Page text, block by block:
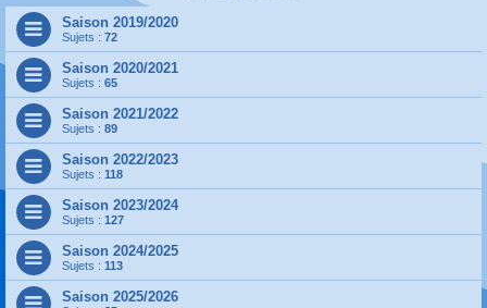
Saison 2019/2020
Sujets : 72
Saison 2020/2021
Sujets : 65
Saison 2021/2022
Sujets : 89
Saison 2022/2023
Sujets : 118
Saison 2023/2024
Sujets : 127
Saison 2024/2025
Sujets : 113
Saison 2025/2026